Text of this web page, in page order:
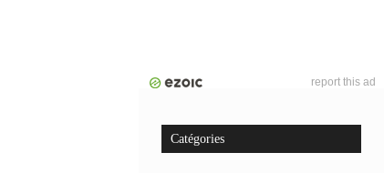
report this ad
Catégories